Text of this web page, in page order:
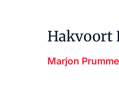
Hakvoort
Marjon